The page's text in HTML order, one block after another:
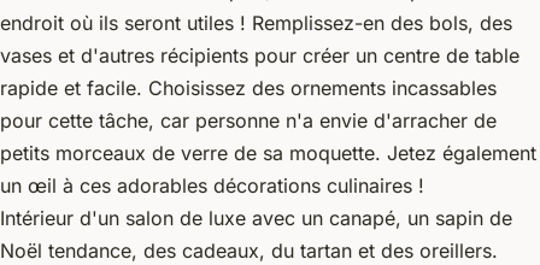
endroit où ils seront utiles ! Remplissez-en des bols, des
vases et d'autres récipients pour créer un centre de table
rapide et facile. Choisissez des ornements incassables
pour cette tâche, car personne n'a envie d'arracher de
petits morceaux de verre de sa moquette. Jetez également
un œil à ces adorables décorations culinaires !
Intérieur d'un salon de luxe avec un canapé, un sapin de
Noël tendance, des cadeaux, du tartan et des oreillers.